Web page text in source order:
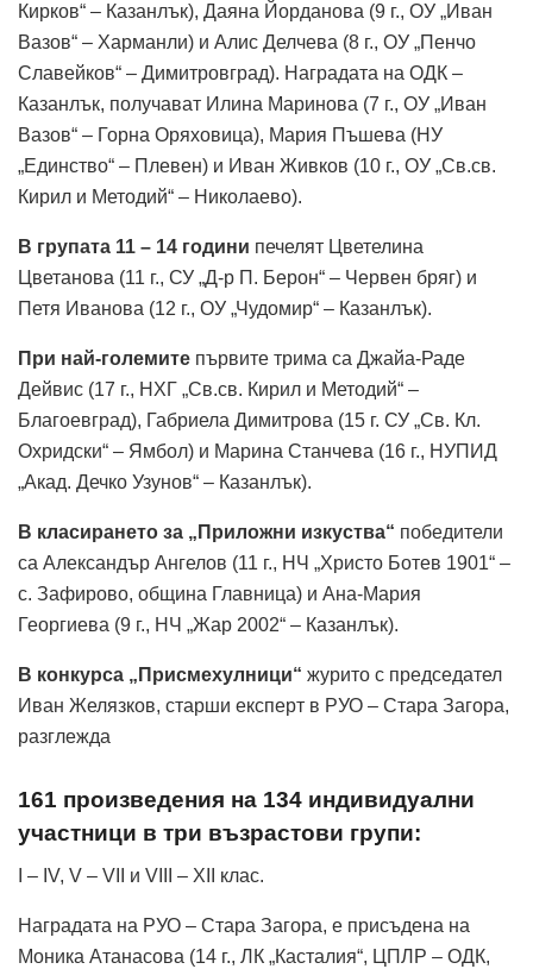
Кирков“ – Казанлък), Даяна Йорданова (9 г., ОУ „Иван
Вазов“ – Харманли) и Алис Делчева (8 г., ОУ „Пенчо
Славейков“ – Димитровград). Наградата на ОДК –
Казанлък, получават Илина Маринова (7 г., ОУ „Иван
Вазов“ – Горна Оряховица), Мария Пъшева (НУ
„Единство“ – Плевен) и Иван Живков (10 г., ОУ „Св.св.
Кирил и Методий“ – Николаево).
В групата 11 – 14 години печелят Цветелина
Цветанова (11 г., СУ „Д-р П. Берон“ – Червен бряг) и
Петя Иванова (12 г., ОУ „Чудомир“ – Казанлък).
При най-големите първите трима са Джайа-Раде
Дейвис (17 г., НХГ „Св.св. Кирил и Методий“ –
Благоевград), Габриела Димитрова (15 г. СУ „Св. Кл.
Охридски“ – Ямбол) и Марина Станчева (16 г., НУПИД
„Акад. Дечко Узунов“ – Казанлък).
В класирането за „Приложни изкуства“ победители
са Александър Ангелов (11 г., НЧ „Христо Ботев 1901“ –
с. Зафирово, община Главница) и Ана-Мария
Георгиева (9 г., НЧ „Жар 2002“ – Казанлък).
В конкурса „Присмехулници“ журито с председател
Иван Желязков, старши експерт в РУО – Стара Загора,
разглежда
161 произведения на 134 индивидуални
участници в три възрастови групи:
I – IV, V – VII и VIII – XII клас.
Наградата на РУО – Стара Загора, е присъдена на
Моника Атанасова (14 г., ЛК „Касталия“, ЦПЛР – ОДК,